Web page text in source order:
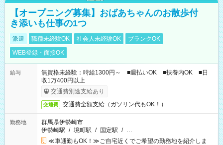
【オープニング募集】おばあちゃんのお散歩付
き添いも仕事の1つ
派遣 職種未経験OK 社会人未経験OK
ブランクOK
WEB登録・面接OK
給与
無資格未経験：時給1300円～ ■週払いOK ■扶養内OK ■日
収1万400円以上
交通費別途支給あり
交通費 交通費全額支給（ガソリン代もOK！）
勤務地
群馬県伊勢崎市
伊勢崎駅 / 境町駅 / 国定駅 / …
≪車通勤もOK！≫ご自宅近くでご希望の勤務地を紹介しま